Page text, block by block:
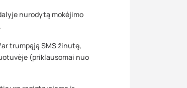
nurodytą mokėjimo
trumpąją SMS žinutę,
(priklausomai nuo